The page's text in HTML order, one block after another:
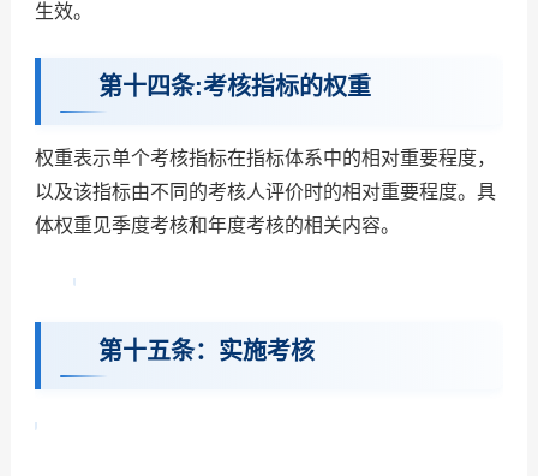
生效。
第十四条:考核指标的权重
权重表示单个考核指标在指标体系中的相对重要程度，
以及该指标由不同的考核人评价时的相对重要程度。具
体权重见季度考核和年度考核的相关内容。
第十五条：实施考核